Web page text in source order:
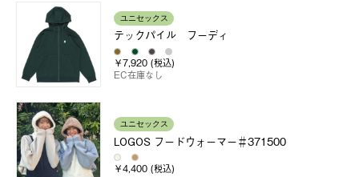
ユニセックス
テックパイル フーディ
￥7,920 (税込)
EC在庫なし
ユニセックス
LOGOS フードウォーマー＃371500
￥4,400 (税込)